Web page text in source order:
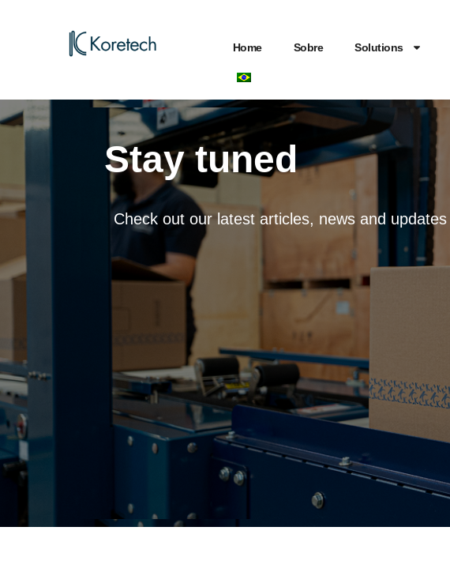
Home Sobre Solutions
Stay tuned
Check out our latest articles, news and